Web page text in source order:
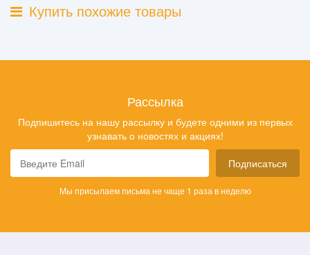
Купить похожие товары
Рассылка
Подпишитесь на нашу рассылку и будете одними из первых
узнавать о новостях и акциях!
Подписаться
Мы присылаем письма не чаще 1 раза в неделю